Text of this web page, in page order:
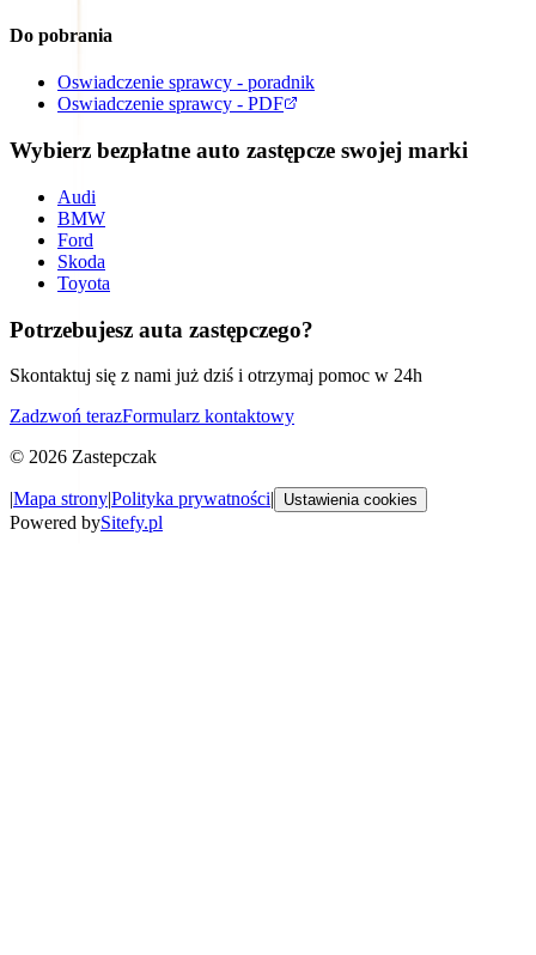
Do pobrania
Oswiadczenie sprawcy - poradnik
Oswiadczenie sprawcy - PDF
Wybierz bezpłatne auto zastępcze swojej marki
Audi
BMW
Ford
Skoda
Toyota
Potrzebujesz auta zastępczego?
Skontaktuj się z nami już dziś i otrzymaj pomoc w 24h
Zadzwoń terazFormularz kontaktowy
© 2026 Zastepczak
|Mapa strony|Polityka prywatności| Ustawienia cookies
Powered bySitefy.pl